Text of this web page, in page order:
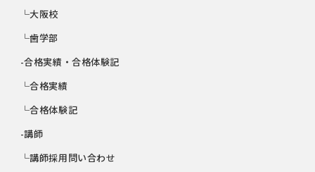
└大阪校
└歯学部
-合格実績・合格体験記
└合格実績
└合格体験記
-講師
└講師採用問い合わせ